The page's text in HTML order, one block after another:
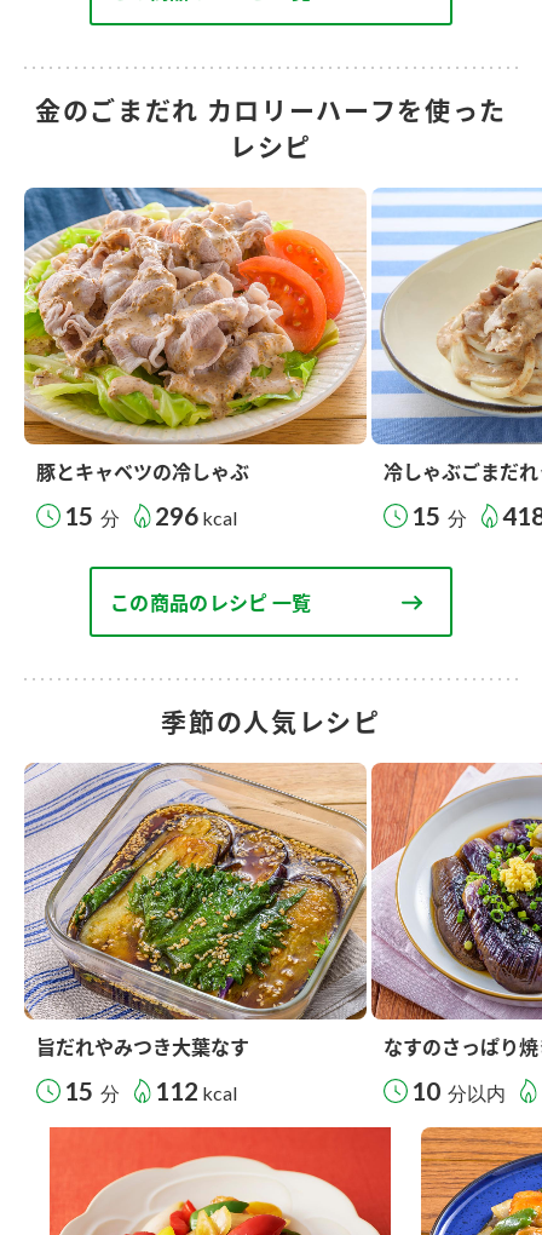
金のごまだれ カロリーハーフを使った
レシピ
豚とキャベツの冷しゃぶ
15 分 296 kcal
冷しゃぶごまだ
15 分
この商品のレシピ 一覧
季節の人気レシピ
旨だれやみつき大葉なす
15 分 112 kcal
なすのさっぱり
10 分以内